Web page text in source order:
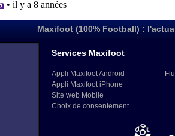
Maxifoot (100% Football) :
Services Maxifoot
Appli Maxifoot Android
Appli Maxifoot iPhone
Site web Mobile
Choix de consentement